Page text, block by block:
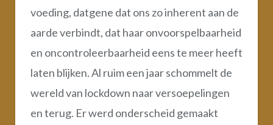
voeding, datgene dat ons zo inherent aan de
aarde verbindt, dat haar onvoorspelbaarheid
en oncontroleerbaarheid eens te meer heeft
laten blijken. Al ruim een jaar schommelt de
wereld van lockdown naar versoepelingen
en terug. Er werd onderscheid gemaakt